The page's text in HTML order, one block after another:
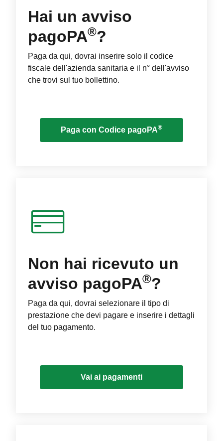
Hai un avviso
pagoPA®?
Paga da qui, dovrai inserire solo il codice
fiscale dell'azienda sanitaria e il n° dell'avviso
che trovi sul tuo bollettino.
Paga con Codice pagoPA®
Non hai ricevuto un
avviso pagoPA®?
Paga da qui, dovrai selezionare il tipo di
prestazione che devi pagare e inserire i dettagli
del tuo pagamento.
Vai ai pagamenti